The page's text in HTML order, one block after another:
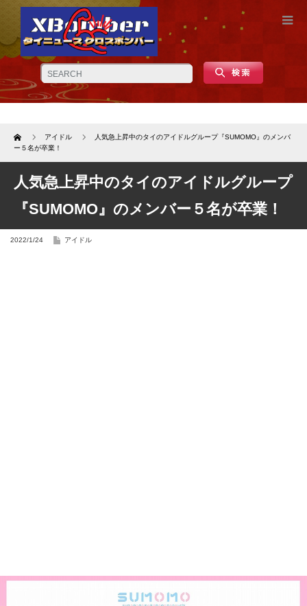
Home アイドル
人気急上昇中のタイのアイドルグループ『SUMOMO』のメンバ
ー５名が卒業！
人気急上昇中のタイのアイドルグループ
『SUMOMO』のメンバー５名が卒業！
2022/1/24 アイドル